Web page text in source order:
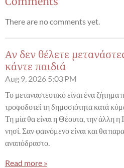
There are no comments yet.
Αν δεν θέλετε
κάντε παιδιά
Aug 9, 2026 5:03 PM
Το μεταναστευτικό είναι ένα ζήτημα
τροφοδοτεί τη δημοσιότητα κατά
Τη μία θα είναι η Θέουτα, την άλλη η
νησί. Σαν φαινόμενο είναι και θα
αναπόδραστο.
Read more »